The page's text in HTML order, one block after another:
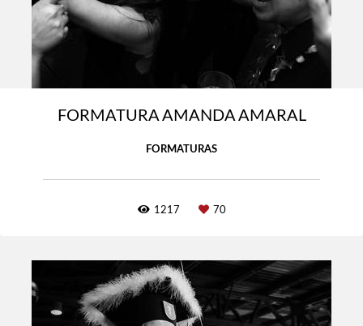
FORMATURA AMANDA AMARAL
FORMATURAS
1217 70